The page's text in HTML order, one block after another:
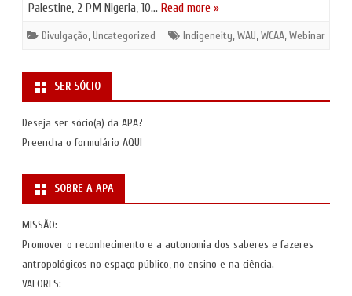
Palestine, 2 PM Nigeria, 10… Read more »
Divulgação,Uncategorized Indigeneity,WAU,WCAA,Webinar
SER SÓCIO
Deseja ser sócio(a) da APA?
Preencha o formulário AQUI
SOBRE A APA
MISSÃO:
Promover o reconhecimento e a autonomia dos saberes e fazeres
antropológicos no espaço público, no ensino e na ciência.
VALORES: